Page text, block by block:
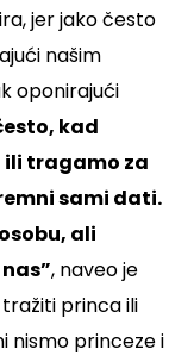
jer jako često
našim
oponirajući
kad
ili tragamo za
sami dati.
ali
, naveo je
princa ili
nismo princeze i